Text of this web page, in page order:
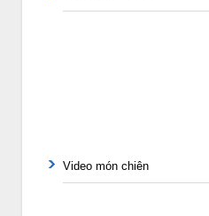
Video món chiên